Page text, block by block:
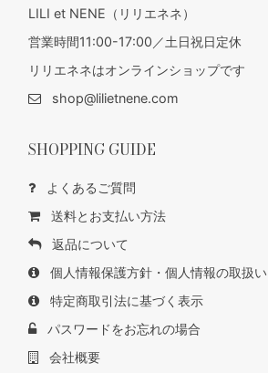
LILI et NENE（リリエネネ）
営業時間11:00-17:00／土日祝日定休
リリエネネはオンラインショップです
shop@lilietnene.com
SHOPPING GUIDE
よくあるご質問
送料とお支払い方法
返品について
個人情報保護方針・個人情報の取扱い
特定商取引法に基づく表示
パスワードをお忘れの場合
会社概要